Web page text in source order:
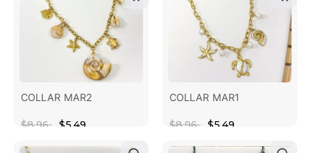
COLLAR MAR2
$8.96 $5.49
COLLAR MAR1
$8.96 $5.49